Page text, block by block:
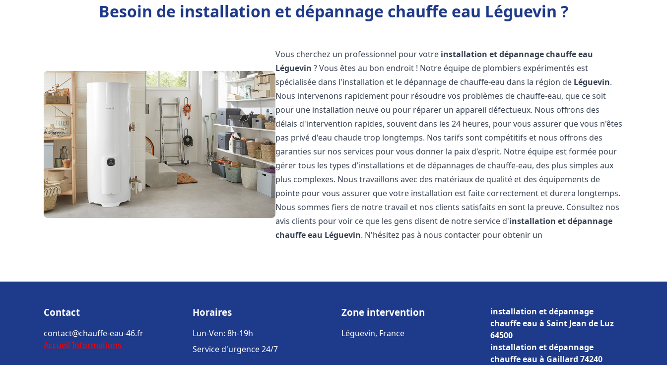
Besoin de installation et dépannage chauffe eau Léguevin ?
Vous cherchez un professionnel pour votre installation et dépannage chauffe eau
Léguevin ? Vous êtes au bon endroit ! Notre équipe de plombiers expérimentés est
spécialisée dans l'installation et le dépannage de chauffe-eau dans la région de Léguevin.
Nous intervenons rapidement pour résoudre vos problèmes de chauffe-eau, que ce soit
pour une installation neuve ou pour réparer un appareil défectueux. Nous offrons des
délais d'intervention rapides, souvent dans les 24 heures, pour vous assurer que vous n'êtes
pas privé d'eau chaude trop longtemps. Nos tarifs sont compétitifs et nous offrons des
garanties sur nos services pour vous donner la paix d'esprit. Notre équipe est formée pour
gérer tous les types d'installations et de dépannages de chauffe-eau, des plus simples aux
plus complexes. Nous travaillons avec des matériaux de qualité et des équipements de
pointe pour vous assurer que votre installation est faite correctement et durera longtemps.
Nous sommes fiers de notre travail et nos clients satisfaits en sont la preuve. Consultez nos
avis clients pour voir ce que les gens disent de notre service d'installation et dépannage
chauffe eau Léguevin. N'hésitez pas à nous contacter pour obtenir un
Contact
contact@chauffe-eau-46.fr
Accueil Informations
Horaires
Lun-Ven: 8h-19h
Service d'urgence 24/7
Zone intervention
Léguevin, France
installation et dépannage
chauffe eau à Saint Jean de Luz
64500
installation et dépannage
chauffe eau à Gaillard 74240